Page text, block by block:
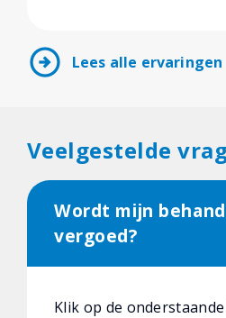
arrow_circle_right Lees alle ervaringen
Veelgestelde
Wordt mijn
vergoed?
Klik op de